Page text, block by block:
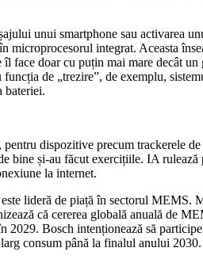
unui smartphone sau activarea
microprocesorul integrat. Aceasta
doar cu puțin mai mare decât
de „trezire”, de exemplu,
bateriei.
dispozitive precum trackerele
și-au făcut exercițiile. IA
la internet.
lideră de piață în sectorul
că cererea globală anuală de
Bosch intenționează să
consum până la finalul anului 2030.